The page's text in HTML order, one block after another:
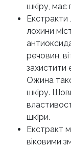
шкіру, має
Екстракти
лохини
речовин,
захистити
Ожина
шкіру.
шкіри.
Екстракт
віковими